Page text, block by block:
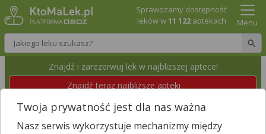
Wpisz nazwę leku
Sprawdzamy dostępność
leków w11 122aptekach Menu
Znajdź i zarezerwuj lek w najbliższej aptece!
Znajdź teraz najbliższe apteki
APTEKA "POD RUMIANKIEM"
Twoja prywatność jest dla nas ważna
Nasz serwis wykorzystuje mechanizmy między